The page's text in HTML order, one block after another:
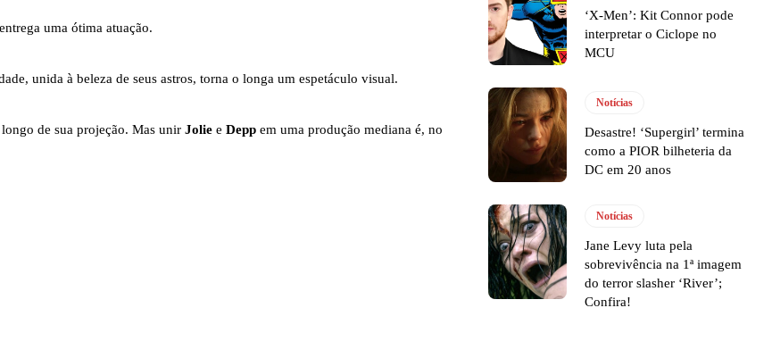
uma ótima atuação.
unida à beleza de seus astros, torna o longa um espetáculo visual.
de sua projeção. Mas unir Jolie e Depp em uma produção mediana é, no
‘X-Men’: Kit Connor pode
interpretar o Ciclope no
MCU
Notícias
Desastre! ‘Supergirl’ termina
como a PIOR bilheteria da
DC em 20 anos
Notícias
Jane Levy luta pela
sobrevivência na 1ª imagem
do terror slasher ‘River’;
Confira!